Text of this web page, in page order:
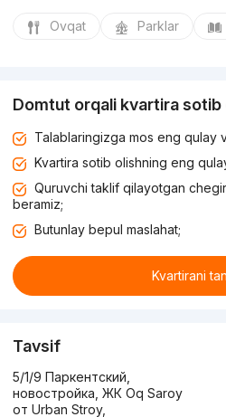
Ovqat Parklar
Domtut orqali kvartira sotib
Talablaringizga mos eng qulay
Kvartira sotib olishning eng
Quruvchi taklif qilayotgan
beramiz;
Butunlay bepul maslahat;
Kvartirani
Tavsif
5/1/9 Паркентский,
новостройка, ЖК Oq Saroy
от Urban Stroy,